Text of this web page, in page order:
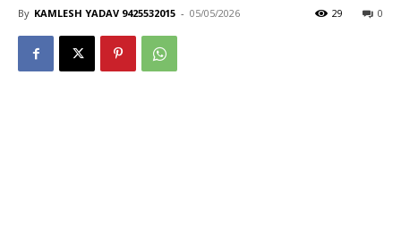
By KAMLESH YADAV 9425532015 - 05/05/2026 0
29